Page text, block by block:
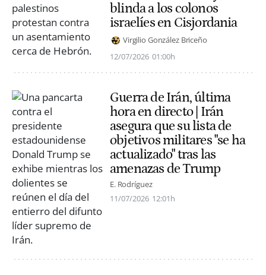
blinda a los colonos
israelíes en Cisjordania
Virgilio González Briceño
12/07/2026 01:00h
Guerra de Irán, última
hora en directo | Irán
asegura que su lista de
objetivos militares "se ha
actualizado" tras las
amenazas de Trump
E. Rodríguez
11/07/2026 12:01h